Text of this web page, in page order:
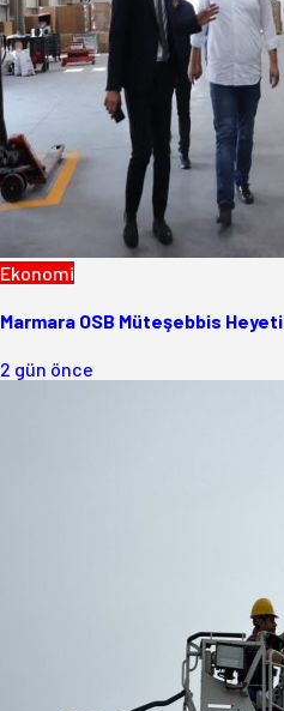
Ekonomi
Marmara OSB Müteşebbis
2 gün önce